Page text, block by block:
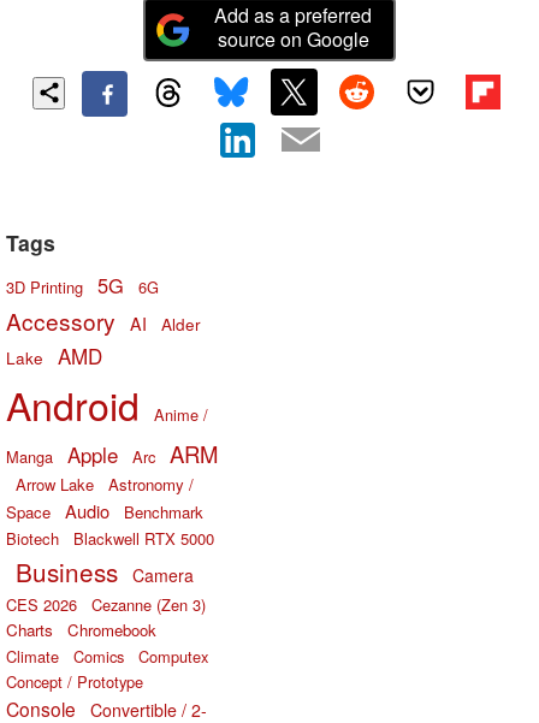
Add as a preferred
source on Google
Tags
3D Printing 5G 6G
Accessory AI
Alder
Lake
AMD
Android
Anime /
Manga
Apple Arc ARM
Arrow Lake
Astronomy /
Space
Audio
Benchmark
Biotech
Blackwell RTX 5000
Business Camera
CES 2026
Cezanne (Zen 3)
Charts
Chromebook
Climate
Comics
Computex
Concept / Prototype
Console
Convertible / 2-